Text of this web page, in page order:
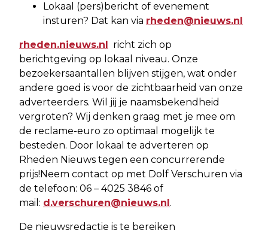
Lokaal (pers)bericht of evenement
insturen? Dat kan via rheden@nieuws.nl
rheden.nieuws.nl
richt zich op
berichtgeving op lokaal niveau. Onze
bezoekersaantallen blijven stijgen, wat onder
andere goed is voor de zichtbaarheid van onze
adverteerders. Wil jij je naamsbekendheid
vergroten? Wij denken graag met je mee om
de reclame-euro zo optimaal mogelijk te
besteden. Door lokaal te adverteren op
Rheden Nieuws tegen een concurrerende
prijs!Neem contact op met Dolf Verschuren via
de telefoon: 06 – 4025 3846 of
mail: d.verschuren@nieuws.nl .
De nieuwsredactie is te bereiken